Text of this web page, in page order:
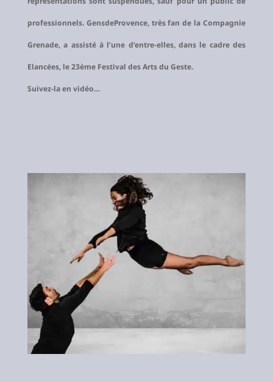
professionnels. GensdeProvence, très fan de la Compagnie
Grenade, a assisté à l’une d’entre-elles, dans le cadre des
Elancées, le 23ème Festival des Arts du Geste.
Suivez-la en vidéo…